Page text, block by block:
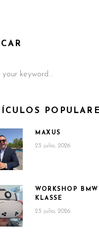
MAXUS
23 julio, 2026
WORKSHOP
KLASSE
23 julio, 2026